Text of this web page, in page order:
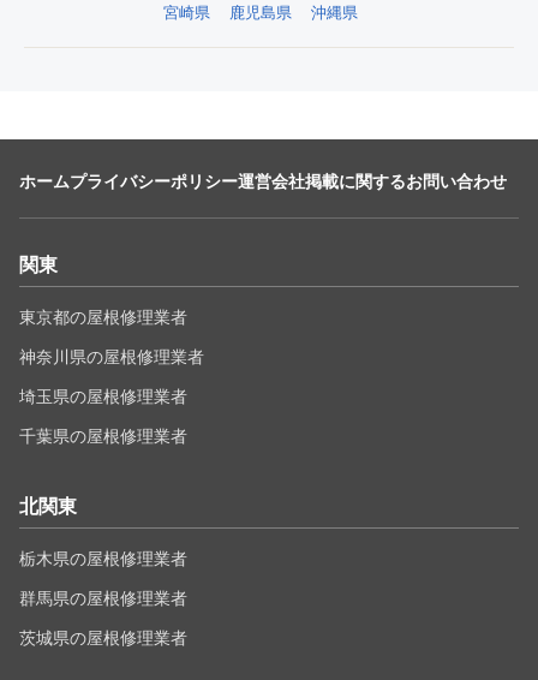
宮崎県 鹿児島県 沖縄県
ホームプライバシーポリシー運営会社掲載に関するお問い合わせ
関東
東京都の屋根修理業者
神奈川県の屋根修理業者
埼玉県の屋根修理業者
千葉県の屋根修理業者
北関東
栃木県の屋根修理業者
群馬県の屋根修理業者
茨城県の屋根修理業者